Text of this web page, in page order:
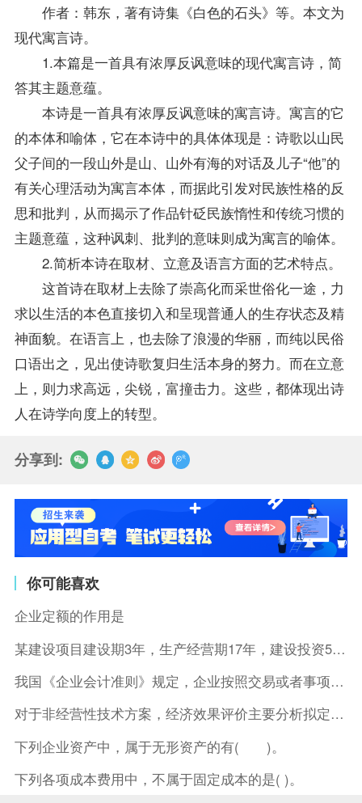
作者：韩东，著有诗集《白色的石头》等。本文为
现代寓言诗。
1.本篇是一首具有浓厚反讽意味的现代寓言诗，简
答其主题意蕴。
本诗是一首具有浓厚反讽意味的寓言诗。寓言的它
的本体和喻体，它在本诗中的具体体现是：诗歌以山民
父子间的一段山外是山、山外有海的对话及儿子“他”的
有关心理活动为寓言本体，而据此引发对民族性格的反
思和批判，从而揭示了作品针砭民族惰性和传统习惯的
主题意蕴，这种讽刺、批判的意味则成为寓言的喻体。
2.简析本诗在取材、立意及语言方面的艺术特点。
这首诗在取材上去除了崇高化而采世俗化一途，力
求以生活的本色直接切入和呈现普通人的生存状态及精
神面貌。在语言上，也去除了浪漫的华丽，而纯以民俗
口语出之，见出使诗歌复归生活本身的努力。而在立意
上，则力求高远，尖锐，富撞击力。这些，都体现出诗
人在诗学向度上的转型。
分享到:
你可能喜欢
企业定额的作用是
某建设项目建设期3年，生产经营期17年，建设投资5500万元
我国《企业会计准则》规定，企业按照交易或者事项的经济特征确定
对于非经营性技术方案，经济效果评价主要分析拟定方案的( )。
下列企业资产中，属于无形资产的有( )。
下列各项成本费用中，不属于固定成本的是( )。